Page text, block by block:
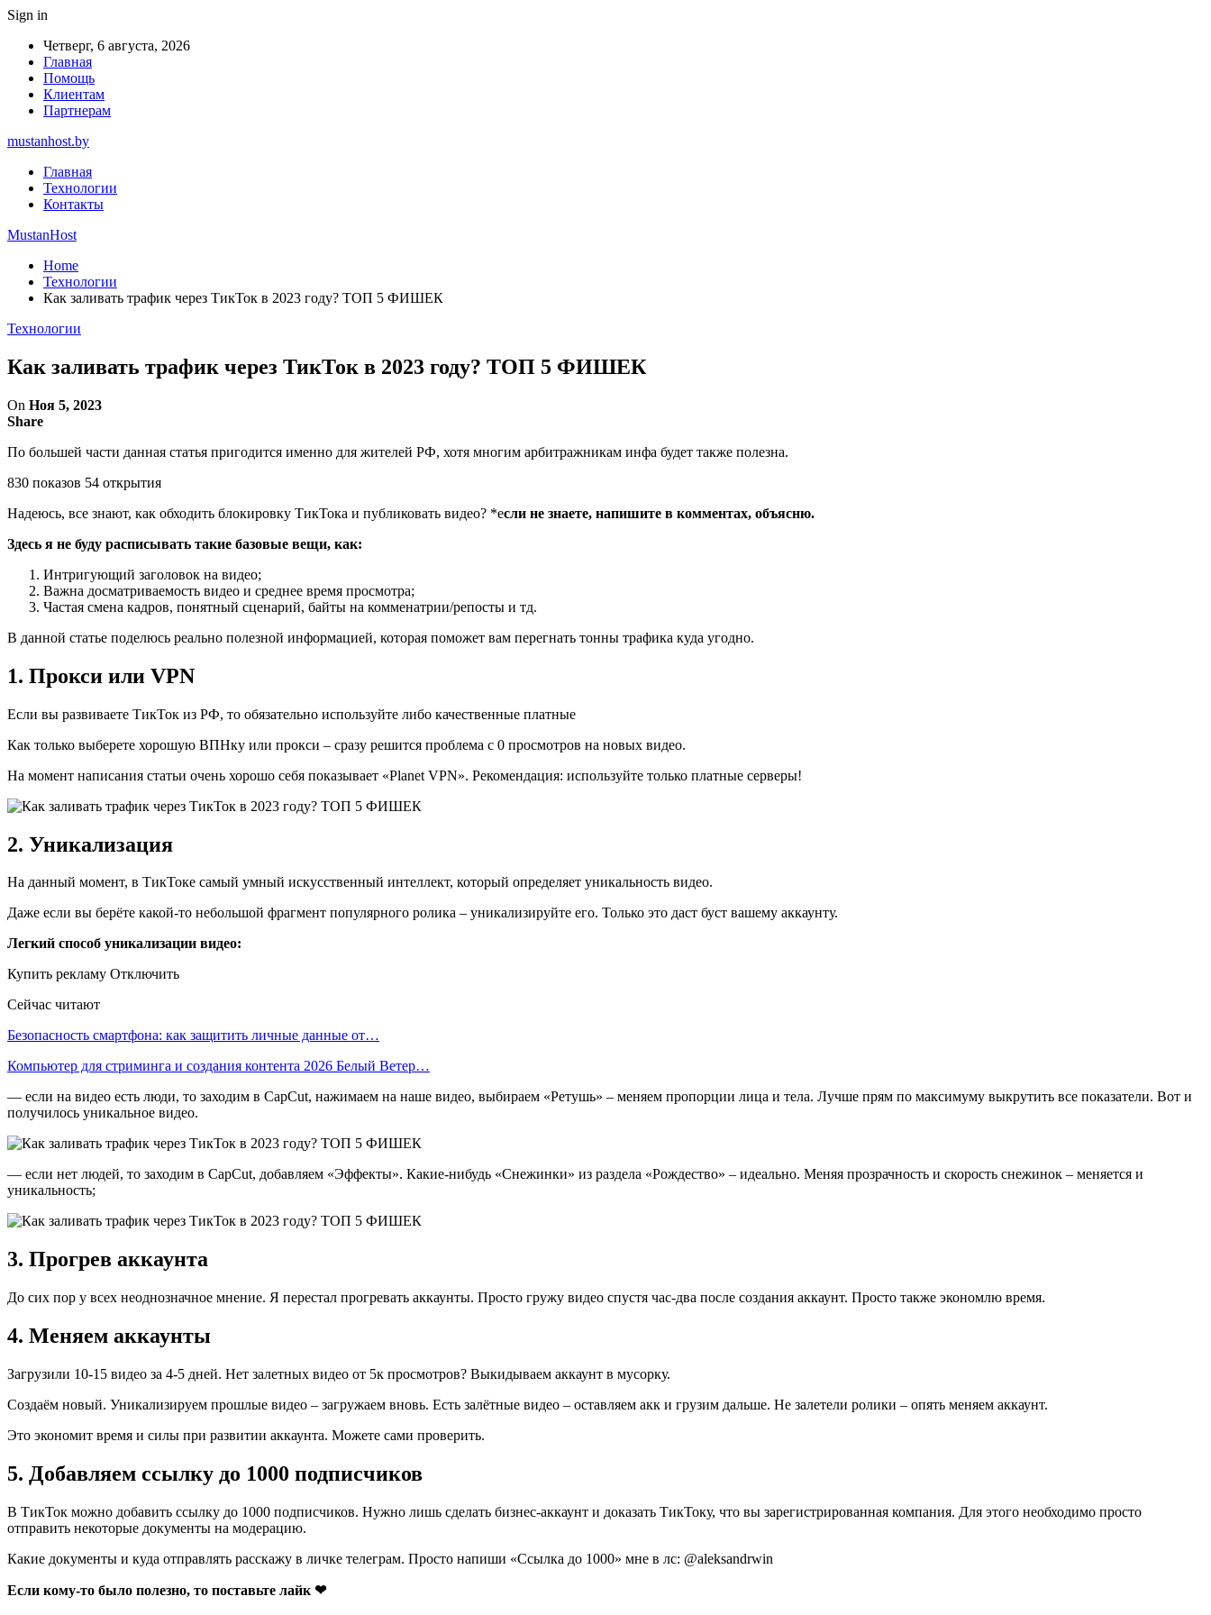
Sign in
Четверг, 6 августа, 2026
Главная
Помощь
Клиентам
Партнерам
mustanhost.by
Главная
Технологии
Контакты
MustanHost
Home
Технологии
Как заливать трафик через ТикТок в 2023 году? ТОП 5 ФИШЕК
Технологии
Как заливать трафик через ТикТок в 2023 году? ТОП 5 ФИШЕК
On Ноя 5, 2023
Share
По большей части данная статья пригодится именно для жителей РФ, хотя многим арбитражникам инфа будет также полезна.
830 показов 54 открытия
Надеюсь, все знают, как обходить блокировку ТикТока и публиковать видео? *если не знаете, напишите в комментах, объясню.
Здесь я не буду расписывать такие базовые вещи, как:
Интригующий заголовок на видео;
Важна досматриваемость видео и среднее время просмотра;
Частая смена кадров, понятный сценарий, байты на комменатрии/репосты и тд.
В данной статье поделюсь реально полезной информацией, которая поможет вам перегнать тонны трафика куда угодно.
1. Прокси или VPN
Если вы развиваете ТикТок из РФ, то обязательно используйте либо качественные платные
Как только выберете хорошую ВПНку или прокси – сразу решится проблема с 0 просмотров на новых видео.
На момент написания статьи очень хорошо себя показывает «Planet VPN». Рекомендация: используйте только платные серверы!
2. Уникализация
На данный момент, в ТикТоке самый умный искусственный интеллект, который определяет уникальность видео.
Даже если вы берёте какой-то небольшой фрагмент популярного ролика – уникализируйте его. Только это даст буст вашему аккаунту.
Легкий способ уникализации видео:
Купить рекламу Отключить
Сейчас читают
Безопасность смартфона: как защитить личные данные от…
Компьютер для стриминга и создания контента 2026 Белый Ветер…
— если на видео есть люди, то заходим в CapCut, нажимаем на наше видео, выбираем «Ретушь» – меняем пропорции лица и тела. Лучше прям по максимуму выкрутить все показатели. Вот и
получилось уникальное видео.
— если нет людей, то заходим в CapCut, добавляем «Эффекты». Какие-нибудь «Снежинки» из раздела «Рождество» – идеально. Меняя прозрачность и скорость снежинок – меняется и
уникальность;
3. Прогрев аккаунта
До сих пор у всех неоднозначное мнение. Я перестал прогревать аккаунты. Просто гружу видео спустя час-два после создания аккаунт. Просто также экономлю время.
4. Меняем аккаунты
Загрузили 10-15 видео за 4-5 дней. Нет залетных видео от 5к просмотров? Выкидываем аккаунт в мусорку.
Создаём новый. Уникализируем прошлые видео – загружаем вновь. Есть залётные видео – оставляем акк и грузим дальше. Не залетели ролики – опять меняем аккаунт.
Это экономит время и силы при развитии аккаунта. Можете сами проверить.
5. Добавляем ссылку до 1000 подписчиков
В ТикТок можно добавить ссылку до 1000 подписчиков. Нужно лишь сделать бизнес-аккаунт и доказать ТикТоку, что вы зарегистрированная компания. Для этого необходимо просто
отправить некоторые документы на модерацию.
Какие документы и куда отправлять расскажу в личке телеграм. Просто напиши «Ссылка до 1000» мне в лс: @aleksandrwin
Если кому-то было полезно, то поставьте лайк ❤